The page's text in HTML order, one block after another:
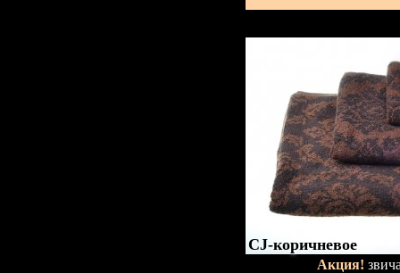
CJ-коричневое
Акция!